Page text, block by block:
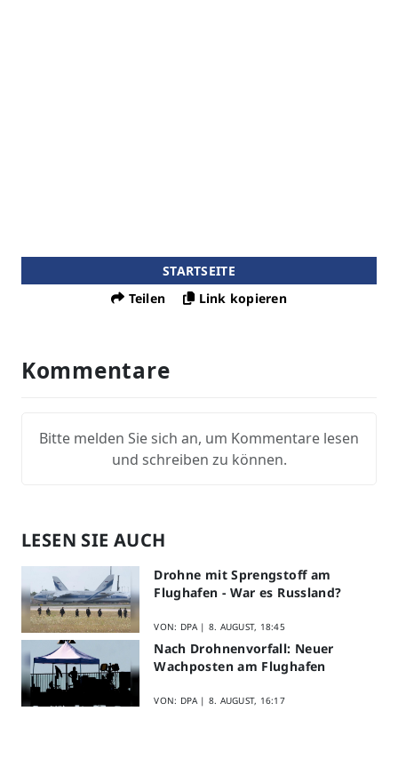
STARTSEITE
Teilen
Link kopieren
Kommentare
Bitte melden Sie sich an, um Kommentare lesen
und schreiben zu können.
LESEN SIE AUCH
Drohne mit Sprengstoff am
Flughafen - War es Russland?
VON: DPA | 8. AUGUST, 18:45
Nach Drohnenvorfall: Neuer
Wachposten am Flughafen
VON: DPA | 8. AUGUST, 16:17